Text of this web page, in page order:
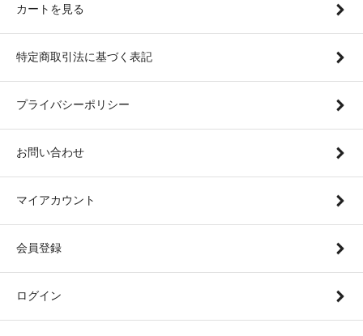
カートを見る
特定商取引法に基づく表記
プライバシーポリシー
お問い合わせ
マイアカウント
会員登録
ログイン